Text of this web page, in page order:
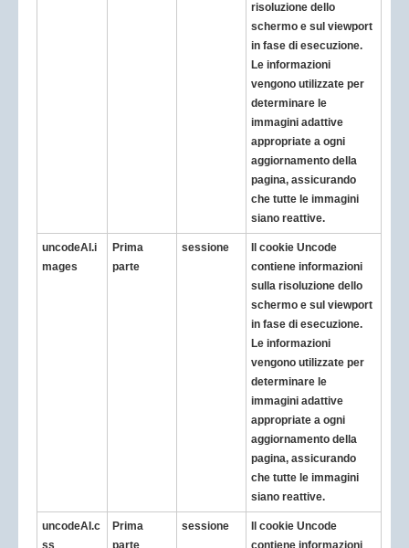
risoluzione dello
schermo e sul viewport
in fase di esecuzione.
Le informazioni
vengono utilizzate per
determinare le
immagini adattive
appropriate a ogni
aggiornamento della
pagina, assicurando
che tutte le immagini
siano reattive.
uncodeAI.i
mages
Prima
parte
sessione
Il cookie Uncode
contiene informazioni
sulla risoluzione dello
schermo e sul viewport
in fase di esecuzione.
Le informazioni
vengono utilizzate per
determinare le
immagini adattive
appropriate a ogni
aggiornamento della
pagina, assicurando
che tutte le immagini
siano reattive.
uncodeAI.c
ss
Prima
parte
sessione
Il cookie Uncode
contiene informazioni